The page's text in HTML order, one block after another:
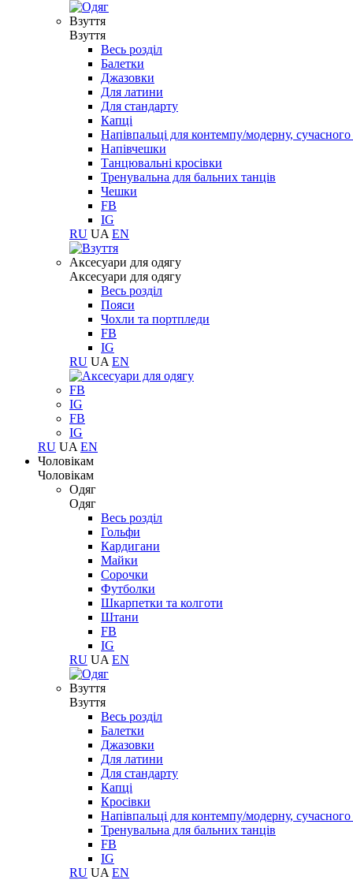
Взуття
Взуття
Весь розділ
Балетки
Джазовки
Для латини
Для стандарту
Капці
Напівпальці для контемпу/модерну,
Напівчешки
Танцювальні кросівки
Тренувальна для бальних танців
Чешки
FB
IG
RU UA EN
Aксесуари для одягу
Aксесуари для одягу
Весь розділ
Пояси
Чохли та портпледи
FB
IG
RU UA EN
FB
IG
FB
IG
RU UA EN
Чоловікам
Чоловікам
Одяг
Одяг
Весь розділ
Гольфи
Кардигани
Майки
Сорочки
Футболки
Шкарпетки та колготи
Штани
FB
IG
RU UA EN
Взуття
Взуття
Весь розділ
Балетки
Джазовки
Для латини
Для стандарту
Капці
Кросівки
Напівпальці для контемпу/модерну,
Тренувальна для бальних танців
FB
IG
RU UA EN